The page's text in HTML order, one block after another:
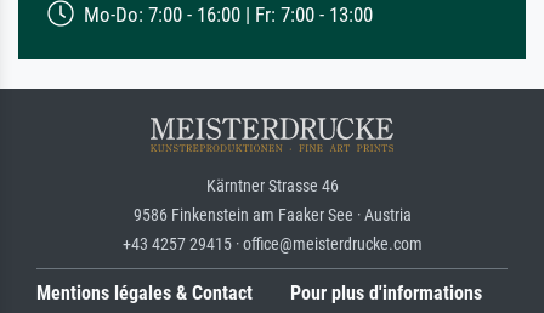
Mo-Do: 7:00 - 16:00 | Fr: 7:00 - 13:00
Kärntner Strasse 46
9586 Finkenstein am Faaker See · Austria
+43 4257 29415 · office@meisterdrucke.com
Mentions légales & Contact Pour plus d'informations